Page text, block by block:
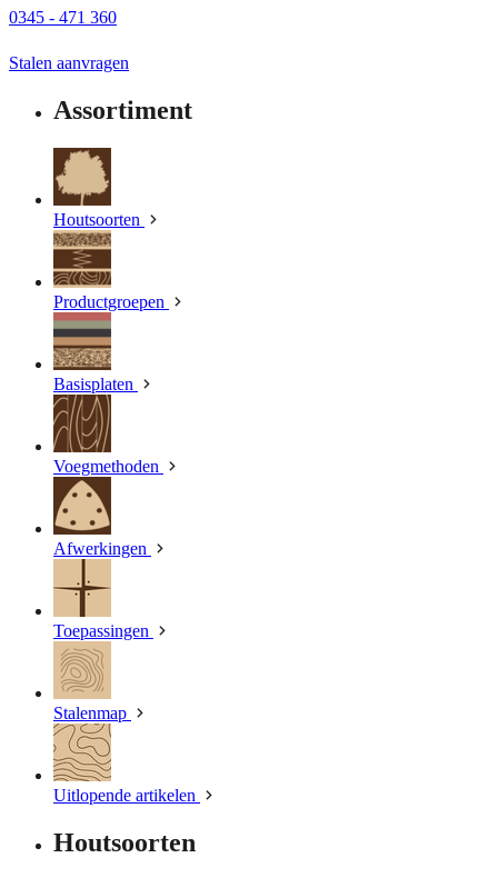
0345 - 471 360
Stalen aanvragen
Assortiment
Houtsoorten
Productgroepen
Basisplaten
Voegmethoden
Afwerkingen
Toepassingen
Stalenmap
Uitlopende artikelen
Houtsoorten